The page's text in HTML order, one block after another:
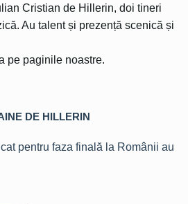
Cristian de Hillerin, doi tineri
Au talent și prezență scenică și
pe paginile noastre.
DE HILLERIN
pentru faza finală la Românii au